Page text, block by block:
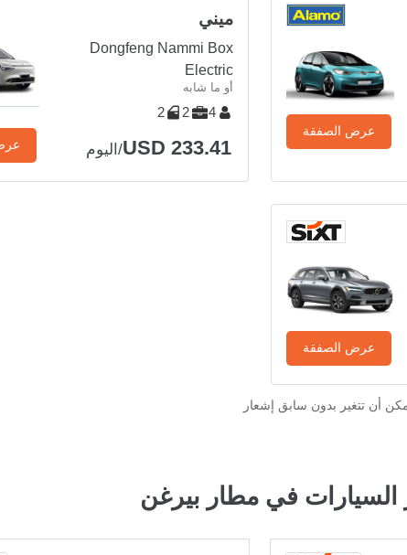
عرض الصفقة
ميني
Dongfeng Nammi Box
Electric
أو ما شابه
4
2
2
USD 233.41/اليوم
عرض الصفقة
أن تتغير بدون سابق إشعار
في مطار بيرغن